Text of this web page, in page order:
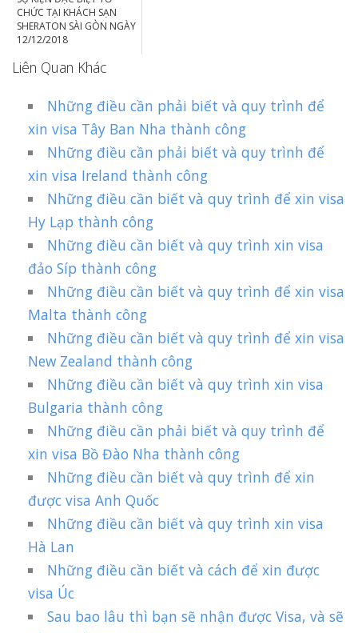
CHỨC TẠI KHÁCH SẠN
SHERATON SÀI GÒN NGÀY
12/12/2018
Liên Quan Khác
Những điều cần phải biết và quy trình để
xin visa Tây Ban Nha thành công
Những điều cần phải biết và quy trình để
xin visa Ireland thành công
Những điều cần biết và quy trình để xin visa
Hy Lạp thành công
Những điều cần biết và quy trình xin visa
đảo Síp thành công
Những điều cần biết và quy trình để xin visa
Malta thành công
Những điều cần biết và quy trình để xin visa
New Zealand thành công
Những điều cần biết và quy trình xin visa
Bulgaria thành công
Những điều cần phải biết và quy trình để
xin visa Bồ Đào Nha thành công
Những điều cần biết và quy trình để xin
được visa Anh Quốc
Những điều cần biết và quy trình xin visa
Hà Lan
Những điều cần biết và cách để xin được
visa Úc
Sau bao lâu thì bạn sẽ nhận được Visa, và sẽ